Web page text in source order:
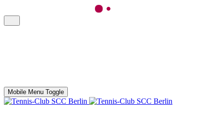
Mobile Menu Toggle